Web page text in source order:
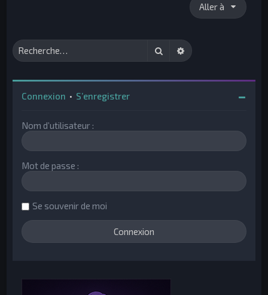
Aller à
RechercherRecherche avancée
Connexion • S’enregistrer
Nom d’utilisateur :
Mot de passe :
Se souvenir de moi